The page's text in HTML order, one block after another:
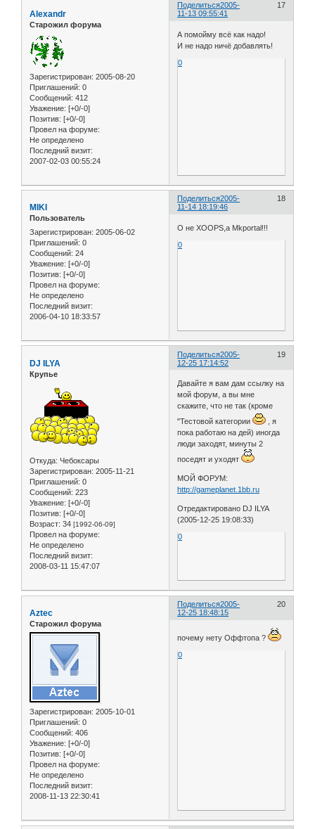
Поделиться 17
2005-
11-13 09:55:41
Alexandr
Старожил форума
Зарегистрирован: 2005-08-20
Приглашений: 0
Сообщений: 412
Уважение: [+0/-0]
Позитив: [+0/-0]
Провел на форуме:
Не определено
Последний визит:
2007-02-03 00:55:24
А помойму всё как надо!
И не надо ничё добавлять!
0
Поделиться 18
2005-
11-14 18:19:46
MIKI
Пользователь
Зарегистрирован: 2005-06-02
Приглашений: 0
Сообщений: 24
Уважение: [+0/-0]
Позитив: [+0/-0]
Провел на форуме:
Не определено
Последний визит:
2006-04-10 18:33:57
О не XOOPS,а Mkportal!!!
0
Поделиться 19
2005-
12-25 17:14:52
DJ ILYA
Крупье
Откуда: Чебоксары
Зарегистрирован: 2005-11-21
Приглашений: 0
Сообщений: 223
Уважение: [+0/-0]
Позитив: [+0/-0]
Возраст: 34 [1992-06-09]
Провел на форуме:
Не определено
Последний визит:
2008-03-11 15:47:07
Давайте я вам дам ссылку на
мой форум, а вы мне
скажите, что не так (кроме
"Тестовой категории
, я
пока работаю на дей) иногда
люди заходят, минуты 2
поседят и уходят
МОЙ ФОРУМ:
http://gameplanet.1bb.ru
Отредактировано DJ ILYA
(2005-12-25 19:08:33)
0
Поделиться 20
2005-
12-25 18:48:15
Aztec
Старожил форума
Зарегистрирован: 2005-10-01
Приглашений: 0
Сообщений: 406
Уважение: [+0/-0]
Позитив: [+0/-0]
Провел на форуме:
Не определено
Последний визит:
2008-11-13 22:30:41
почему нету Оффтопа ?
0